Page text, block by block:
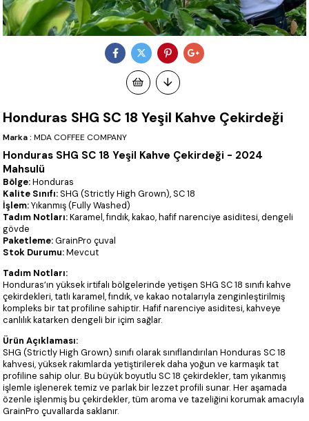
Honduras SHG SC 18 Yeşil Kahve Çekirdeği
Marka : MDA COFFEE COMPANY
Honduras SHG SC 18 Yeşil Kahve Çekirdeği - 2024
Mahsulü
Bölge:Honduras
Kalite Sınıfı:SHG (Strictly High Grown), SC 18
İşlem:Yıkanmış (Fully Washed)
Tadım Notları:Karamel, fındık, kakao, hafif narenciye asiditesi, dengeli
gövde
Paketleme:GrainPro çuval
Stok Durumu:Mevcut
Tadım Notları:
Honduras’ın yüksek irtifalı bölgelerinde yetişen SHG SC 18 sınıfı kahve
çekirdekleri, tatlı karamel, fındık, ve kakao notalarıyla zenginleştirilmiş
kompleks bir tat profiline sahiptir. Hafif narenciye asiditesi, kahveye
canlılık katarken dengeli bir içim sağlar.
Ürün Açıklaması:
SHG (Strictly High Grown) sınıfı olarak sınıflandırılan Honduras SC 18
kahvesi, yüksek rakımlarda yetiştirilerek daha yoğun ve karmaşık tat
profiline sahip olur. Bu büyük boyutlu SC 18 çekirdekler, tam yıkanmış
işlemle işlenerek temiz ve parlak bir lezzet profili sunar. Her aşamada
özenle işlenmiş bu çekirdekler, tüm aroma ve tazeliğini korumak amacıyla
GrainPro çuvallarda saklanır.